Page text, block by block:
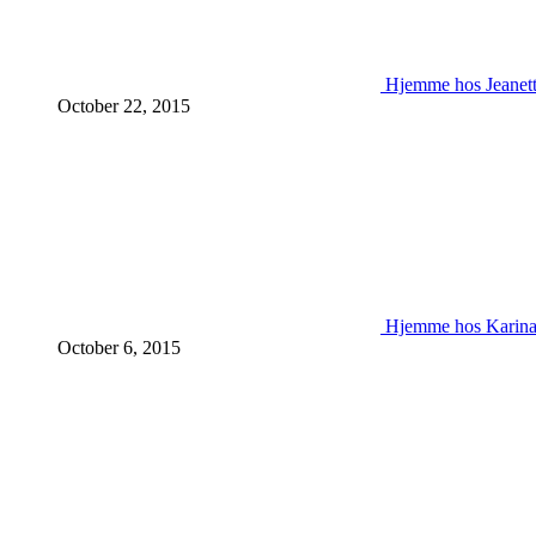
Hjemme hos
October 22, 2015
Hjemme hos Karina
October 6, 2015